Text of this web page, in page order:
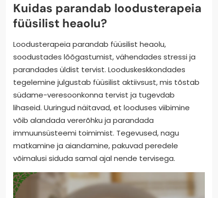
Kuidas parandab loodusterapeia
füüsilist heaolu?
Loodusterapeia parandab füüsilist heaolu,
soodustades lõõgastumist, vähendades stressi ja
parandades üldist tervist. Looduskeskkondades
tegelemine julgustab füüsilist aktiivsust, mis tõstab
südame-veresoonkonna tervist ja tugevdab
lihaseid. Uuringud näitavad, et looduses viibimine
võib alandada vererõhku ja parandada
immuunsüsteemi toimimist. Tegevused, nagu
matkamine ja aiandamine, pakuvad peredele
võimalusi siduda samal ajal nende tervisega.